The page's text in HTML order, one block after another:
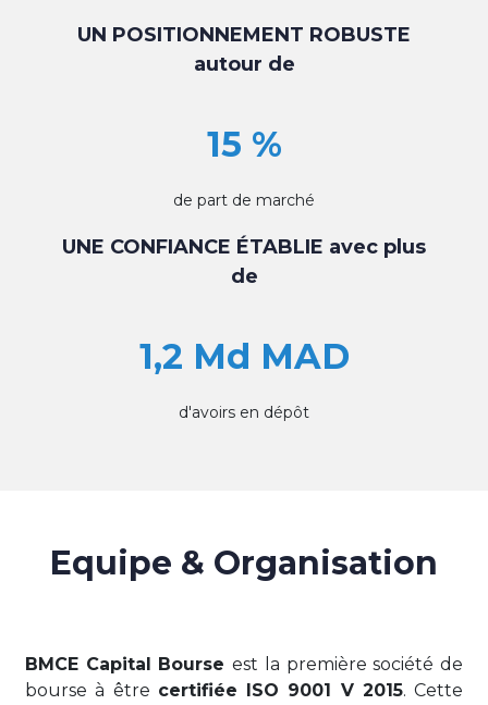
UN POSITIONNEMENT ROBUSTE
autour de
15 %
de part de marché
UNE CONFIANCE ÉTABLIE avec plus
de
1,2 Md MAD
d'avoirs en dépôt
Equipe & Organisation
BMCE Capital Bourseest la première société de
bourse à être certifiée ISO 9001 V 2015. Cette